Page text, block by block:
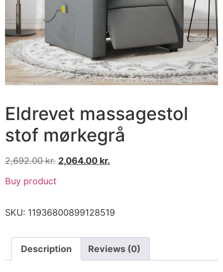
Eldrevet massagestol
stof mørkegrå
2,692.00kr. 2,064.00 kr.
Buy product
SKU: 11936800899128519
Description Reviews (0)